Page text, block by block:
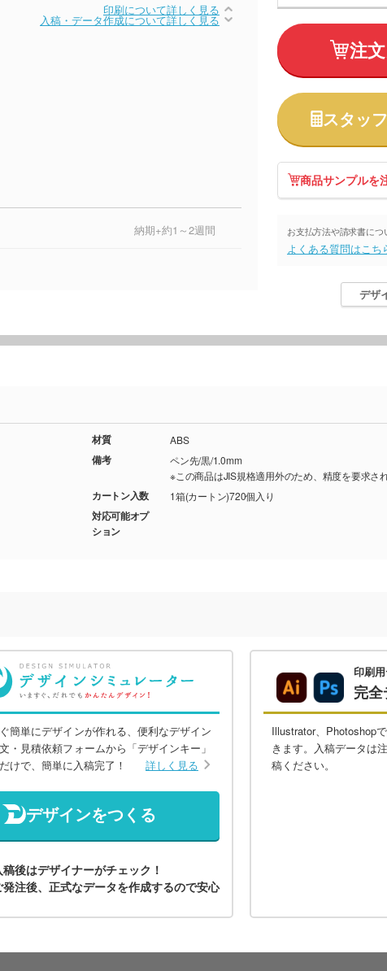
印刷について詳しく見る
入稿・データ作成について詳しく見る
納期+約1～2週間
注
スタッ
商品サンプルを
お支払方法や請求書につ
よくある質問はこち
デザ
材質 ABS
備考
ペン先/黒/1.0mm
※この商品はJIS規格適用外のため、精度を要求さ
カートン入数 1箱(カートン)720個入り
対応可能オプ
ション
簡単にデザインが作れる、便利なデザイン
・見積依頼フォームから「デザインキー」
けで、簡単に入稿完了！
詳しく見る
デザインをつくる
稿後はデザイナーがチェック！
発注後、正式なデータを作成するので安心
印刷
完
Illustrator、Photoshop
きます。入稿データは
稿ください。